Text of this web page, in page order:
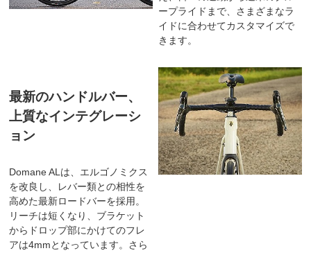
ープライドまで、さまざまなラ
イドに合わせてカスタマイズで
きます。
最新のハンドルバー、
上質なインテグレーシ
ョン
Domane ALは、エルゴノミクス
を改良し、レバー類との相性を
高めた最新ロードバーを採用。
リーチは短くなり、ブラケット
からドロップ部にかけてのフレ
アは4mmとなっています。さら